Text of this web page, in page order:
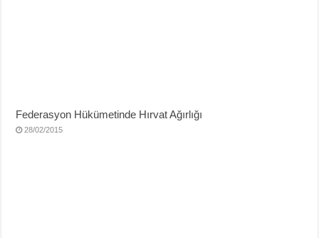
Federasyon Hükümetinde Hırvat Ağırlığı
28/02/2015